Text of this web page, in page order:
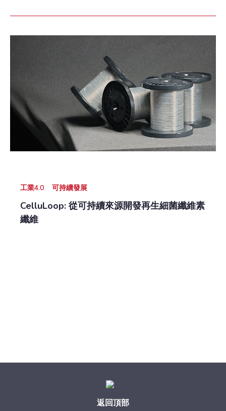
工業4.0 可持續發展
CelluLoop: 從可持續來源開發再生細菌纖維素
纖維
返回頂部